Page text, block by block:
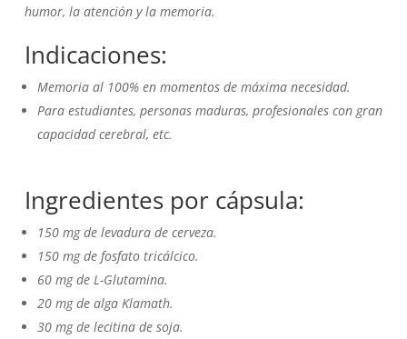
humor, la atención y la memoria.
Indicaciones:
Memoria al 100% en momentos de máxima necesidad.
Para estudiantes, personas maduras, profesionales con gran
capacidad cerebral, etc.
Ingredientes por cápsula:
150 mg de levadura de cerveza.
150 mg de fosfato tricálcico.
60 mg de L-Glutamina.
20 mg de alga Klamath.
30 mg de lecitina de soja.